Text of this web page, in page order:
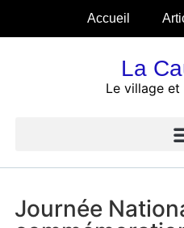
Accueil
La
Le village et
Journée